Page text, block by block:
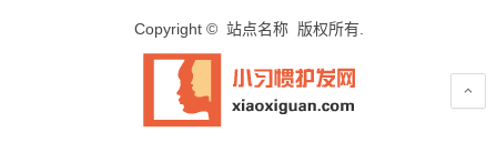
Copyright © 站点名称 版权所有.